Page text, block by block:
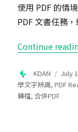
使用 PDF 的情
PDF 文書任務
Continue
Author
KDAN
on
July
學文字辨識,PDF
轉檔,合併PDF